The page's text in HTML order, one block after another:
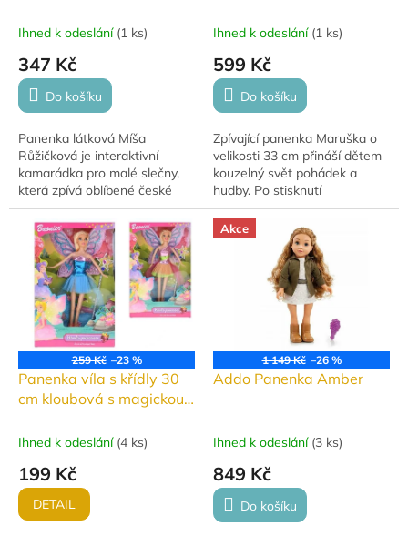
Ihned k odeslání (1 ks)
347 Kč
Do košíku
Panenka látková Míša
Růžičková je interaktivní
kamarádka pro malé slečny,
která zpívá oblíbené české
písničky a stane se
nerozlučnou společníčkou při
hraní i mazlení.
Ihned k odeslání (1 ks)
599 Kč
Do košíku
Zpívající panenka Maruška o
velikosti 33 cm přináší dětem
kouzelný svět pohádek a
hudby. Po stisknutí
náhrdelníku zazpívá až sedm
oblíbených písniček a její
srdíčko během zpěvu...
259 Kč –23 %
Panenka víla s křídly 30
cm kloubová s magickou
Ihned k odeslání (4 ks)
199 Kč
DETAIL
Akce
1 149 Kč –26 %
Addo Panenka Amber
Ihned k odeslání (3 ks)
849 Kč
Do košíku